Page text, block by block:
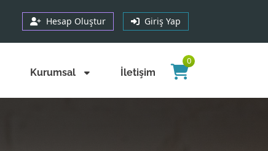
Hesap Oluştur Giriş Yap
Kurumsal İletişim
0